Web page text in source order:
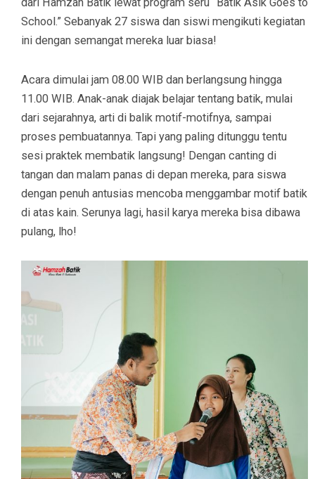
School.” Sebanyak 27 siswa dan siswi mengikuti kegiatan
ini dengan semangat mereka luar biasa!
Acara dimulai jam 08.00 WIB dan berlangsung hingga
11.00 WIB. Anak-anak diajak belajar tentang batik, mulai
dari sejarahnya, arti di balik motif-motifnya, sampai
proses pembuatannya. Tapi yang paling ditunggu tentu
sesi praktek membatik langsung! Dengan canting di
tangan dan malam panas di depan mereka, para siswa
dengan penuh antusias mencoba menggambar motif batik
di atas kain. Serunya lagi, hasil karya mereka bisa dibawa
pulang, lho!